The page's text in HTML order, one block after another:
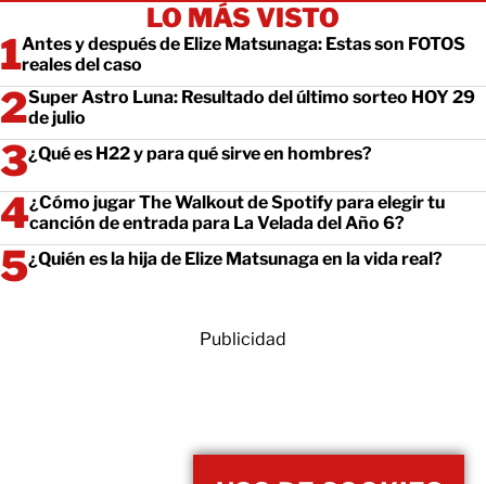
LO MÁS VISTO
Antes y después de Elize Matsunaga: Estas son FOTOS
reales del caso
Super Astro Luna: Resultado del último sorteo HOY 29
de julio
¿Qué es H22 y para qué sirve en hombres?
¿Cómo jugar The Walkout de Spotify para elegir tu
canción de entrada para La Velada del Año 6?
¿Quién es la hija de Elize Matsunaga en la vida real?
Publicidad